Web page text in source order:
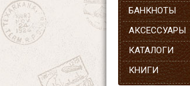
БАНКНОТЫ
АКСЕССУАРЫ
КАТАЛОГИ
КНИГИ